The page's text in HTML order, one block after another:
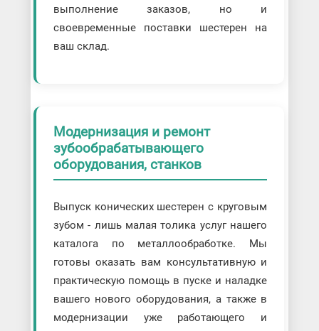
выполнение заказов, но и
своевременные поставки шестерен на
ваш склад.
Модернизация и ремонт
зубообрабатывающего
оборудования, станков
Выпуск конических шестерен с круговым
зубом - лишь малая толика услуг нашего
каталога по металлообработке. Мы
готовы оказать вам консультативную и
практическую помощь в пуске и наладке
вашего нового оборудования, а также в
модернизации уже работающего и